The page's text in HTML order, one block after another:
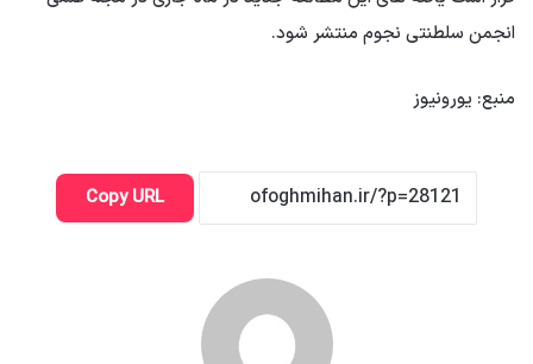
انجمن سلطنتی نجوم منتشر شود.
منبع: یورونیوز
Copy URL